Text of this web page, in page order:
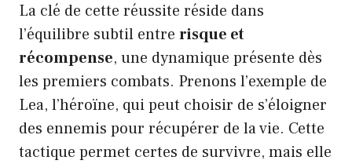
La clé de cette réussite réside dans
l’équilibre subtil entre risque et
récompense, une dynamique présente dès
les premiers combats. Prenons l’exemple de
Lea, l’héroïne, qui peut choisir de s’éloigner
des ennemis pour récupérer de la vie. Cette
tactique permet certes de survivre, mais elle